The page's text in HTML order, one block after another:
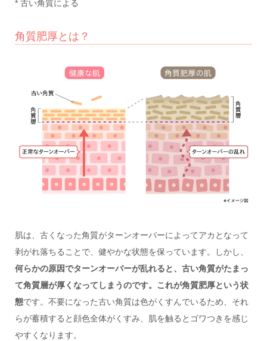
* 古い角質による
角質肥厚とは？
肌は、古くなった角質がターンオーバーによってアカとなって
剥がれ落ちることで、健やかな状態を保っています。しかし、
何らかの原因でターンオーバーが乱れると、古い角質がたまっ
て角質層が厚くなってしまうのです。これが角質肥厚という状
態です。不要になった古い角質は色がくすんでいるため、それ
らが蓄積すると顔色全体がくすみ、肌を触るとゴワつきを感じ
やすくなります。